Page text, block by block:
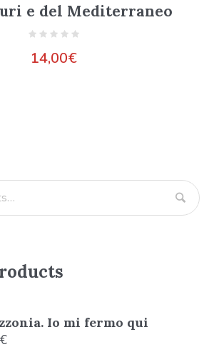
e del Mediterraneo
14,00€
Io mi fermo qui
€